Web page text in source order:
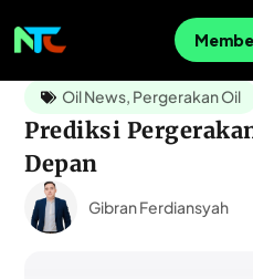
Oil News, Pergerakan Oil
Prediksi
Depan
Gibran Ferdiansyah